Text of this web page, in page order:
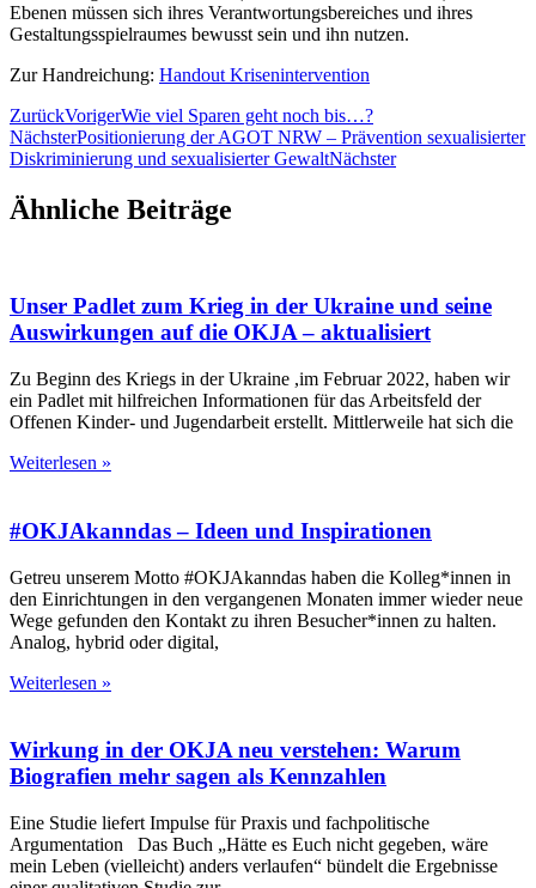
Ebenen müssen sich ihres Verantwortungsbereiches und ihres
Gestaltungsspielraumes bewusst sein und ihn nutzen.
Zur Handreichung: Handout Krisenintervention
ZurückVorigerWie viel Sparen geht noch bis…?
NächsterPositionierung der AGOT NRW – Prävention sexualisierter
Diskriminierung und sexualisierter GewaltNächster
Ähnliche Beiträge
Unser Padlet zum Krieg in der Ukraine und seine
Auswirkungen auf die OKJA – aktualisiert
Zu Beginn des Kriegs in der Ukraine ,im Februar 2022, haben wir
ein Padlet mit hilfreichen Informationen für das Arbeitsfeld der
Offenen Kinder- und Jugendarbeit erstellt. Mittlerweile hat sich die
Weiterlesen »
#OKJAkanndas – Ideen und Inspirationen
Getreu unserem Motto #OKJAkanndas haben die Kolleg*innen in
den Einrichtungen in den vergangenen Monaten immer wieder neue
Wege gefunden den Kontakt zu ihren Besucher*innen zu halten.
Analog, hybrid oder digital,
Weiterlesen »
Wirkung in der OKJA neu verstehen: Warum
Biografien mehr sagen als Kennzahlen
Eine Studie liefert Impulse für Praxis und fachpolitische
Argumentation Das Buch „Hätte es Euch nicht gegeben, wäre
mein Leben (vielleicht) anders verlaufen“ bündelt die Ergebnisse